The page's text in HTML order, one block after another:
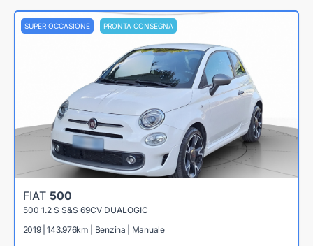
SUPER OCCASIONE PRONTA CONSEGNA
FIAT 500
500 1.2 S S&S 69CV DUALOGIC
2019 | 143.976km | Benzina | Manuale